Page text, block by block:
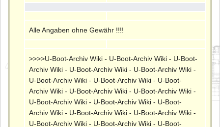
Alle Angaben ohne Gewähr !!!!
>>>>U-Boot-Archiv Wiki - U-Boot-Archiv Wiki - U-Boot-
Archiv Wiki - U-Boot-Archiv Wiki - U-Boot-Archiv Wiki -
U-Boot-Archiv Wiki - U-Boot-Archiv Wiki - U-Boot-
Archiv Wiki - U-Boot-Archiv Wiki - U-Boot-Archiv Wiki -
U-Boot-Archiv Wiki - U-Boot-Archiv Wiki - U-Boot-
Archiv Wiki - U-Boot-Archiv Wiki - U-Boot-Archiv Wiki -
U-Boot-Archiv Wiki - U-Boot-Archiv Wiki - U-Boot-